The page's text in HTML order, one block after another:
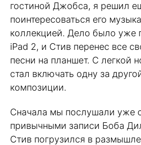
гостиной Джобса, я решил
поинтересоваться его
коллекцией. Дело было уже
iPad 2, и Стив перенес все
песни на планшет. С легкой
стал включать одну за
композиции.
Сначала мы послушали уже
привычными записи Боба
Стив погрузился в